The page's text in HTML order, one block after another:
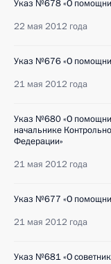
Указ №678 «О
22 мая 2012 года
Указ №676 «О
21 мая 2012 года
Указ №680 «О
начальнике
Федерации»
21 мая 2012 года
Указ №677 «О
21 мая 2012 года
Указ №681 «О